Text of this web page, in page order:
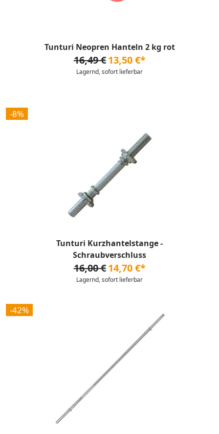
Tunturi Neopren Hanteln 2 kg rot
16,49 € 13,50 €*
Lagernd, sofort lieferbar
-8%
Tunturi Kurzhantelstange -
Schraubverschluss
16,00 € 14,70 €*
Lagernd, sofort lieferbar
-42%